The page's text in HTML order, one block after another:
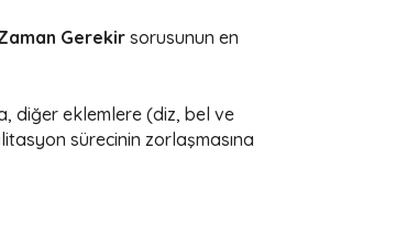
Gerekir sorusunun en
diğer eklemlere (diz, bel ve
sürecinin zorlaşmasına